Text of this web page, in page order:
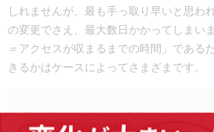
しれませんが、最も手っ取り早いと思わ
の変更でさえ、最大数日かかってしまい
＝アクセスが収まるまでの時間」である
きるかはケースによってさまざまです。